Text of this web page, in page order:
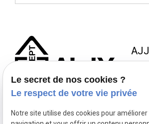
NOUS JOINDRE NOS
Le secret de nos cookies ?
Le respect de votre vie privée
Notre site utilise des cookies pour